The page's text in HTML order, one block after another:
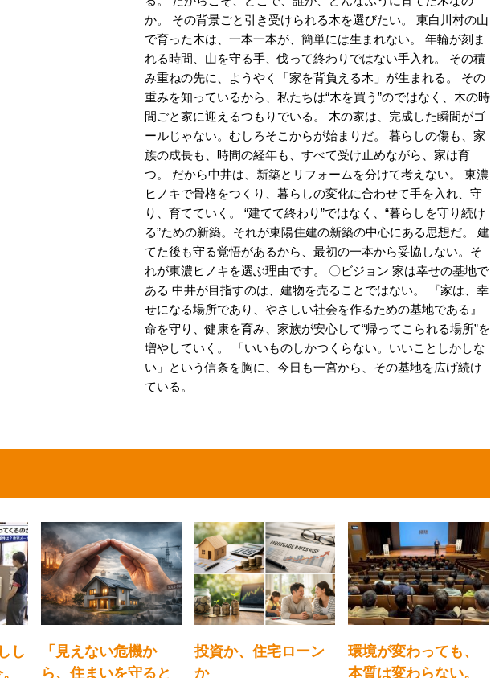
か。 その背景ごと引き受けられる木を選びたい。 東白川村の山
で育った木は、一本一本が、簡単には生まれない。 年輪が刻ま
れる時間、山を守る手、伐って終わりではない手入れ。 その積
み重ねの先に、ようやく「家を背負える木」が生まれる。 その
重みを知っているから、私たちは“木を買う”のではなく、木の時
間ごと家に迎えるつもりでいる。 木の家は、完成した瞬間がゴ
ールじゃない。むしろそこからが始まりだ。 暮らしの傷も、家
族の成長も、時間の経年も、すべて受け止めながら、家は育
つ。 だから中井は、新築とリフォームを分けて考えない。 東濃
ヒノキで骨格をつくり、暮らしの変化に合わせて手を入れ、守
り、育てていく。 “建てて終わり”ではなく、“暮らしを守り続け
る”ための新築。それが東陽住建の新築の中心にある思想だ。 建
てた後も守る覚悟があるから、最初の一本から妥協しない。そ
れが東濃ヒノキを選ぶ理由です。 〇ビジョン 家は幸せの基地で
ある 中井が目指すのは、建物を売ることではない。 『家は、幸
せになる場所であり、やさしい社会を作るための基地である』
命を守り、健康を育み、家族が安心して“帰ってこられる場所”を
増やしていく。 「いいものしかつくらない。いいことしかしな
い」という信条を胸に、今日も一宮から、その基地を広げ続け
ている。
し
「見えない危機か
ら、住まいを守ると
投資か、住宅ローン
か
環境が変わっても、
本質は変わらない。